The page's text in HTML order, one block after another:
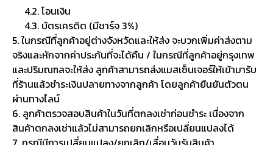
4.2. โอนเงิน
4.3. บัตรเครดิต (มีชาร์จ 3%)
5. ในกรณีที่ลูกค้าอยู่ต่างจังหวัดและให้ส่ง จะบวกเพิ่มค่าส่งตาม
จริงและหักจากค่าประกันที่จะได้คืน / ในกรณีที่ลูกค้าอยู่กรุงเทพ
และปริมณฑลจะให้ส่ง ลูกค้าสามารถส่งแมสเซ็นเจอร์ให้เข้ามารับ
ที่ร้านแล้วชำระเงินปลายทางจากลูกค้า โดยลูกค้ายืนยันตัวตน
ผ่านทางไลน์
6. ลูกค้าตรวจสอบสินค้าในวันที่ตกลงเช่าก่อนชำระ เนื่องจาก
สินค้าตกลงเช่าแล้วไม่สามารถยกเลิกหรือเปลี่ยนแปลงได้